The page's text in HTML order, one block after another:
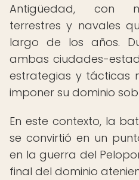
Antigüedad, con
terrestres y navales
largo de los años.
ambas ciudades-
estrategias y tácticas
imponer su dominio
En este contexto, la
se convirtió en un
en la guerra del
final del dominio